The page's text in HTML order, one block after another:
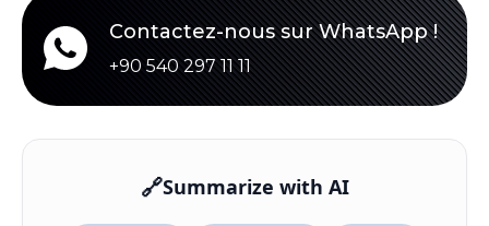
Contactez-nous sur WhatsApp !
+90 540 297 11 11
🔗Summarize with AI